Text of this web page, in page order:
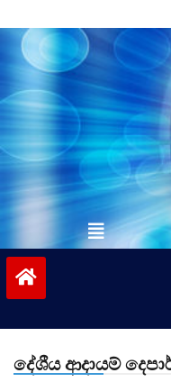
to
content
දේශීය ආදායම්